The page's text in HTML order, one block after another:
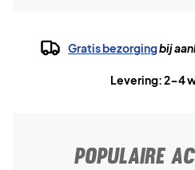
Gratis bezorgingbij
Levering: 2-4
POPULAIRE